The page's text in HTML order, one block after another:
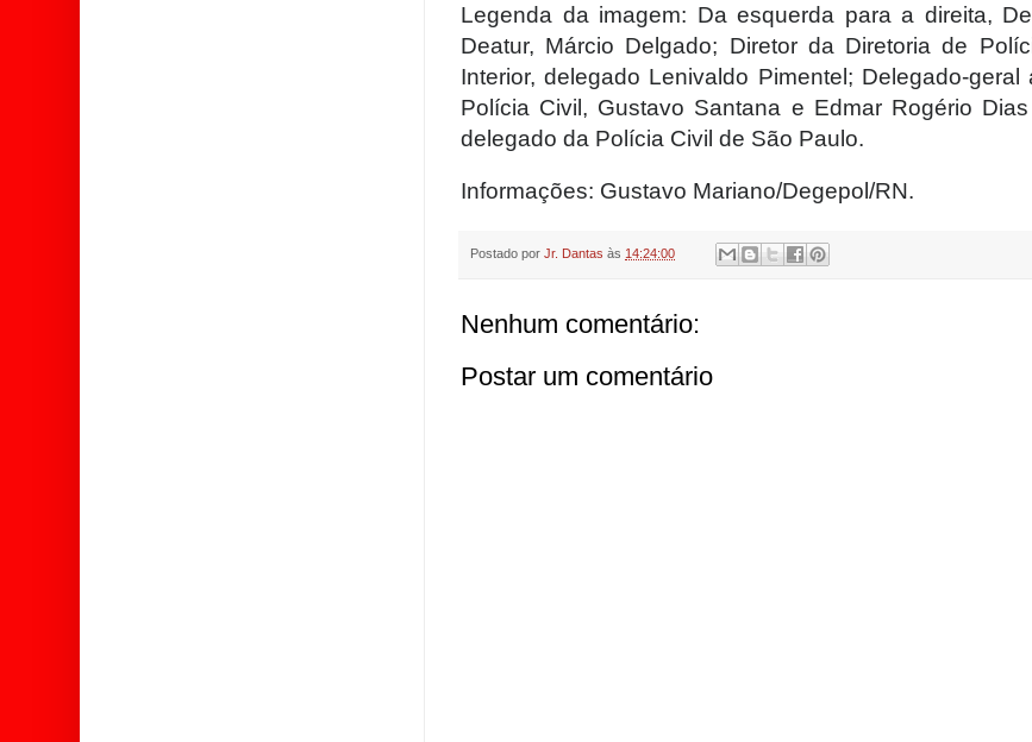
Legenda da imagem: Da esquerda para a direita,
Deatur, Márcio Delgado; Diretor da Diretoria de
Interior, delegado Lenivaldo Pimentel; Delegado-geral
Polícia Civil, Gustavo Santana e Edmar Rogério
delegado da Polícia Civil de São Paulo.
Informações: Gustavo Mariano/Degepol/RN.
Postado por Jr. Dantas às 14:24:00
Nenhum comentário:
Postar um comentário